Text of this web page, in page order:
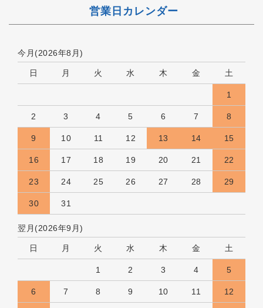
営業日カレンダー
今月(2026年8月)
日 月 火 水 木 金 土
1
2 3 4 5 6 7 8
9 10 11 12 13 14 15
16 17 18 19 20 21 22
23 24 25 26 27 28 29
30 31
翌月(2026年9月)
日 月 火 水 木 金 土
1 2 3 4 5
6 7 8 9 10 11 12